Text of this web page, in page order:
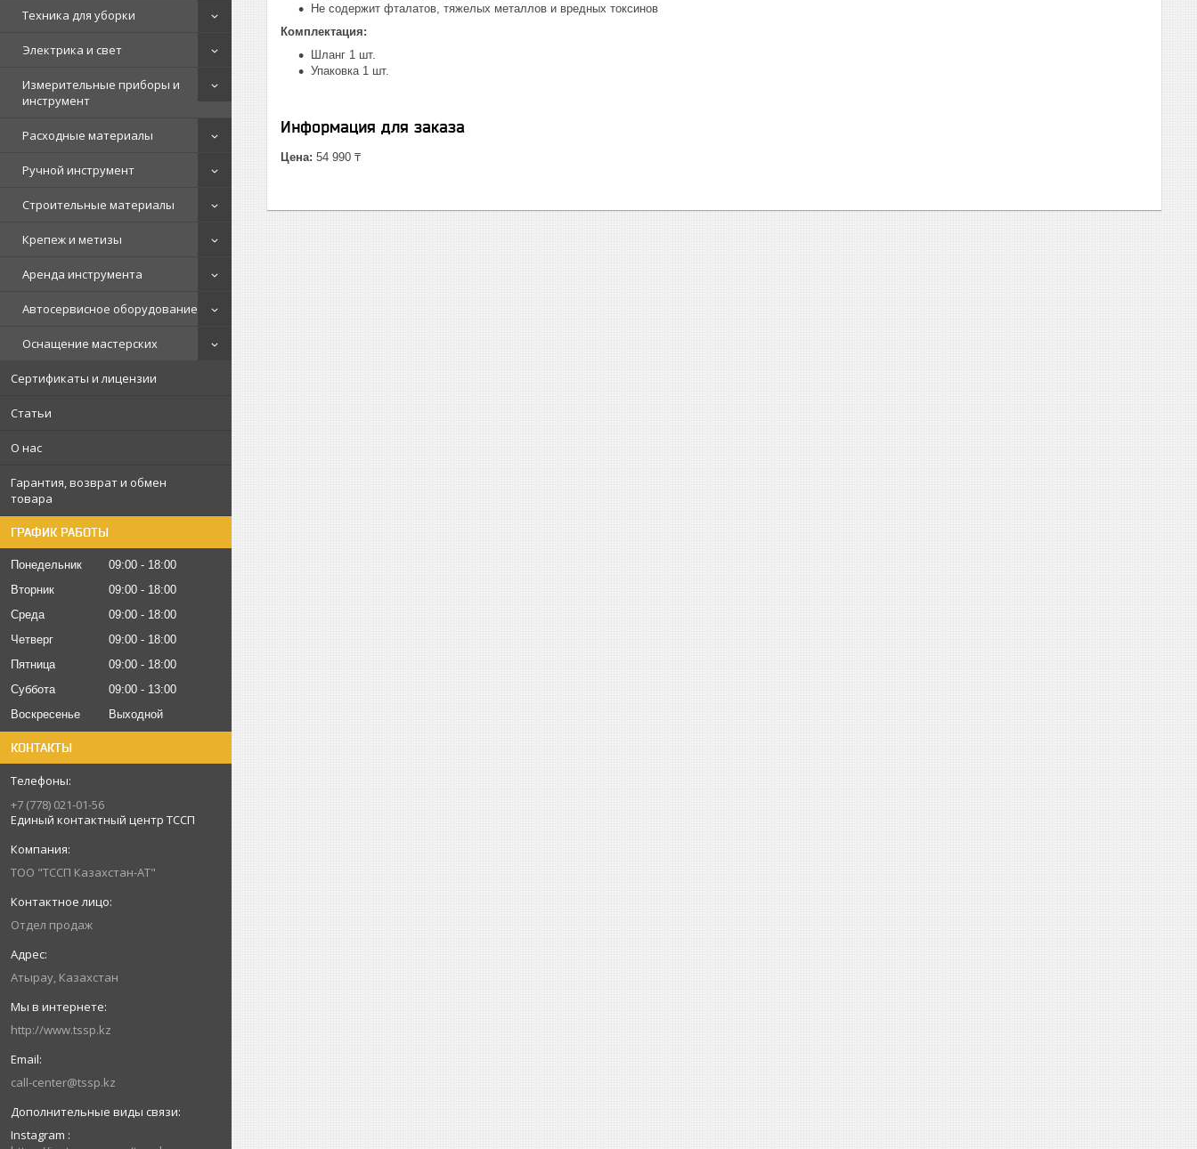
Техника для уборки
Электрика и свет
Измерительные приборы и
инструмент
Расходные материалы
Ручной инструмент
Строительные материалы
Крепеж и метизы
Аренда инструмента
Автосервисное оборудование
Оснащение мастерских
Сертификаты и лицензии
Статьи
О нас
Гарантия, возврат и обмен
товара
ГРАФИК РАБОТЫ
Понедельник 09:00
18:00
Вторник
09:00
18:00
Среда
09:00
18:00
Четверг
09:00
18:00
Пятница
09:00
18:00
Суббота
09:00
13:00
Воскресенье
Выходной
КОНТАКТЫ
+7 (778) 021-01-56
Единый контактный центр ТССП
ТОО "ТССП Казахстан-АТ"
Отдел продаж
Атырау, Казахстан
http://www.tssp.kz
call-center@tssp.kz
Instagram
Не содержит фталатов, тяжелых металлов и вредных токсинов
Комплектация:
Шланг 1 шт.
Упаковка 1 шт.
Информация для заказа
Цена: 54 990 ₸